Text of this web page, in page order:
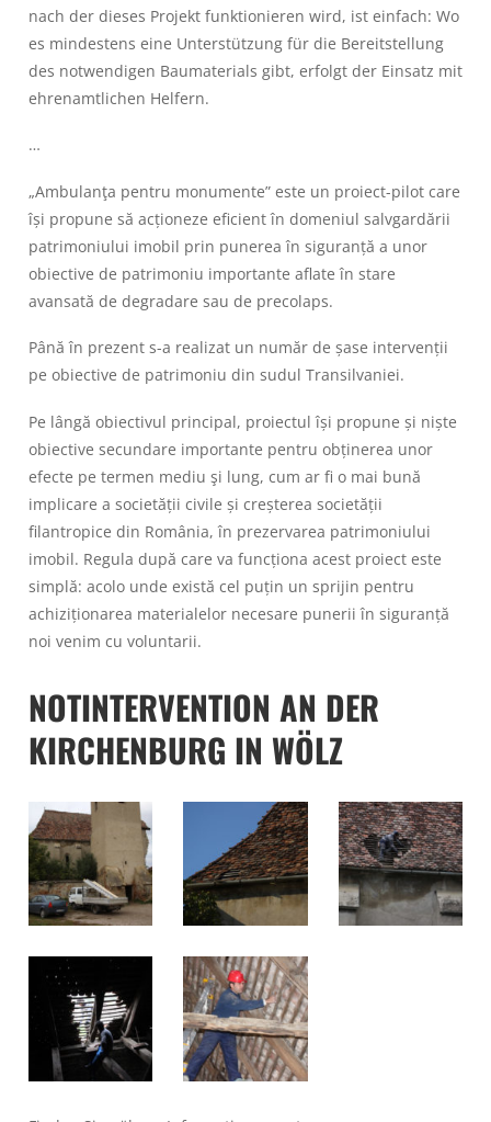
nach der dieses Projekt funktionieren wird, ist einfach: Wo
es mindestens eine Unterstützung für die Bereitstellung
des notwendigen Baumaterials gibt, erfolgt der Einsatz mit
ehrenamtlichen Helfern.
…
„Ambulanţa pentru monumente” este un proiect-pilot care
își propune să acționeze eficient în domeniul salvgardării
patrimoniului imobil prin punerea în siguranță a unor
obiective de patrimoniu importante aflate în stare
avansată de degradare sau de precolaps.
Până în prezent s-a realizat un număr de șase intervenții
pe obiective de patrimoniu din sudul Transilvaniei.
Pe lângă obiectivul principal, proiectul își propune și niște
obiective secundare importante pentru obținerea unor
efecte pe termen mediu şi lung, cum ar fi o mai bună
implicare a societății civile și creșterea societății
filantropice din România, în prezervarea patrimoniului
imobil. Regula după care va funcționa acest proiect este
simplă: acolo unde există cel puțin un sprijin pentru
achiziționarea materialelor necesare punerii în siguranță
noi venim cu voluntarii.
NOTINTERVENTION AN DER
KIRCHENBURG IN WÖLZ